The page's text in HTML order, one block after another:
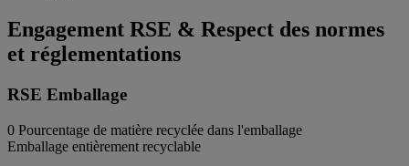
Engagement RSE & Respect des normes
et réglementations
RSE Emballage
0 Pourcentage de matière recyclée dans l'emballage
Emballage entièrement recyclable